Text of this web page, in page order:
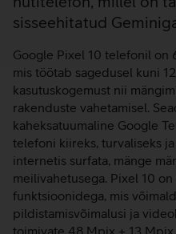
sisseehitatud
Google Pixel 10 telefonil on
mis töötab sagedusel kuni
kasutuskogemust nii
rakenduste vahetamisel.
kaheksatuumaline Google
telefoni kiireks, turvaliseks
internetis surfata, mänge
meilivahetusega. Pixel 10
funktsioonidega, mis
pildistamisvõimalusi ja
toimivate 48 Mpix + 13